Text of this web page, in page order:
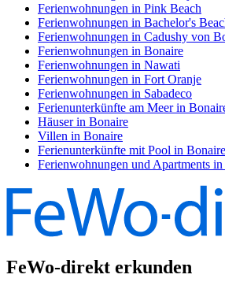
Ferienwohnungen in Pink Beach
Ferienwohnungen in Bachelor's
Ferienwohnungen in Cadushy von
Ferienwohnungen in Bonaire
Ferienwohnungen in Nawati
Ferienwohnungen in Fort Oranje
Ferienwohnungen in Sabadeco
Ferienunterkünfte am Meer in
Häuser in Bonaire
Villen in Bonaire
Ferienunterkünfte mit Pool in Bonaire
Ferienwohnungen und Apartments
FeWo-direkt erkunden